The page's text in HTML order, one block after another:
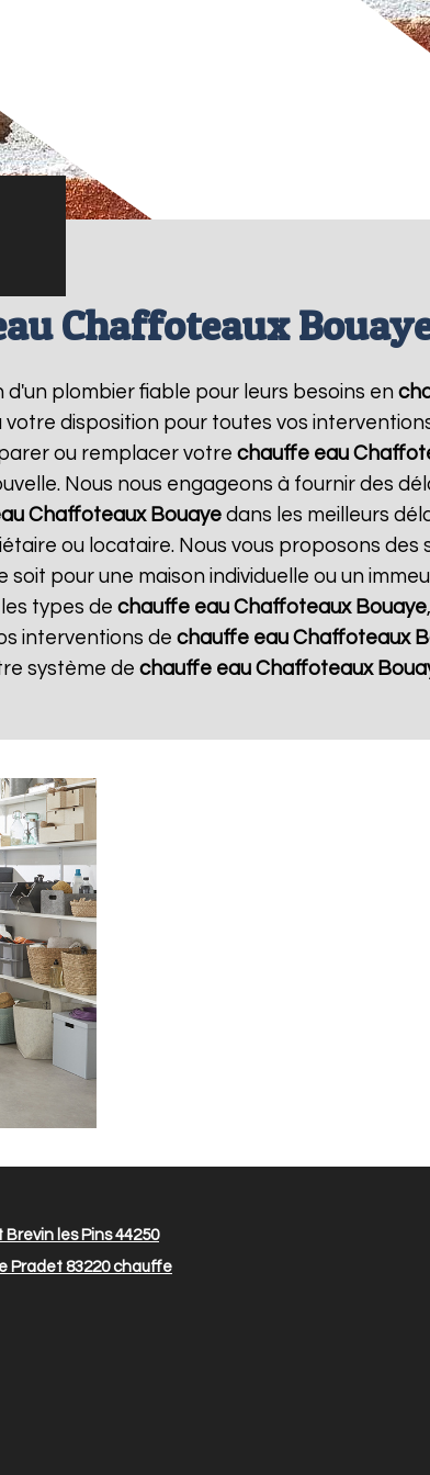
Chaffoteaux
plombier fiable pour leurs besoins en
disposition pour toutes vos
ou remplacer votre chauffe eau
Nous nous engageons à fournir des
Chaffoteaux Bouaye dans les meilleurs
ou locataire. Nous vous proposons des
soit pour une maison individuelle ou un
types de chauffe eau Chaffoteaux Bouaye
interventions de chauffe eau Chaffoteaux
système de chauffe eau Chaffoteaux
les Pins 44250
Pradet 83220chauffe